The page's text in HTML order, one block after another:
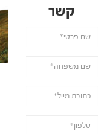
קשר